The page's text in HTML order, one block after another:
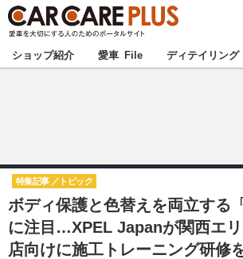
★カーケアプラス認定★ 厳選プロショ
甲信越
東海
中国
ショップ紹介 愛車 File ディテイリング
ボディ保護と色替えを両立する
に注目…XPEL Japanが関西エ
店向けに施工トレーニング研修
特集記事 トピック